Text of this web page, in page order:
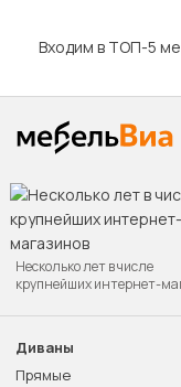
Входим в ТОП-5
Несколько лет в числе
крупнейших интернет-
Диваны
Прямые